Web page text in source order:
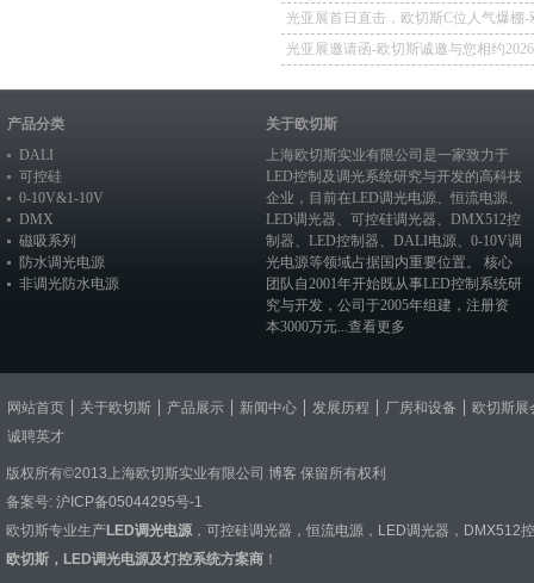
如一
光亚展首日直击，欧切斯C位人气爆棚-
冕，实力再出圈
光亚展邀请函-欧切斯诚邀与您相约
产品分类
DALI
可控硅
0-10V&1-10V
DMX
磁吸系列
防水调光电源
非调光防水电源
关于欧切斯
上海欧切斯实业有限公司是一家致力于
LED控制及调光系统研究与开发的高科技
企业，目前在LED调光电源、恒流电源、
LED调光器、 可控硅调光器、 DMX512控
制器、 LED控制器、 DALI电源、 0-10V调
光电源等领域占据国内重要位置。 核心
团队自2001年开始既从事LED控制系统研
究与开发，公司于2005年组建，注册资
本3000万元...查看更多
网站首页 关于欧切斯 产品展示 新闻中心 发展历程 厂房和设备
欧切斯展
诚聘英才
版权所有©2013上海欧切斯实业有限公司 博客 保留所有权利
备案号: 沪ICP备05044295号-1
欧切斯专业生产LED调光电源 ， 可控硅调光器 ， 恒流电源 ， LED调光器 ， DMX512
欧切斯，LED调光电源及灯控系统方案商 ！